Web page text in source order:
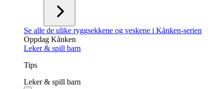
Se alle de ulike ryggsekkene og veskene i Kånken-serien
Oppdag Kånken
Leker & spill barn
Tips
Leker & spill barn